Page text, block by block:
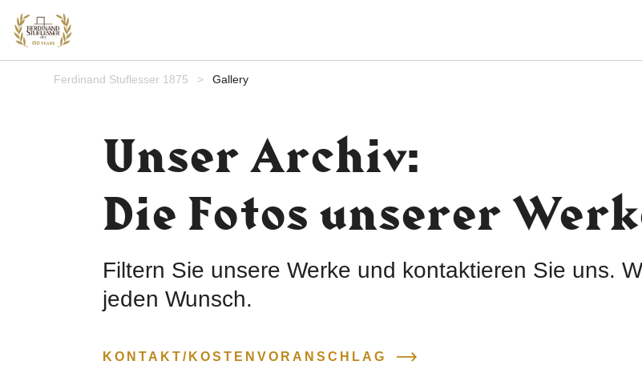
Ferdinand Stuflesser 1875 > Gallery
Unser Archiv:
Die Fotos unserer
Filtern Sie unsere Werke und kontaktieren Sie uns.
jeden Wunsch.
KONTAKT/KOSTENVORANSCHLAG